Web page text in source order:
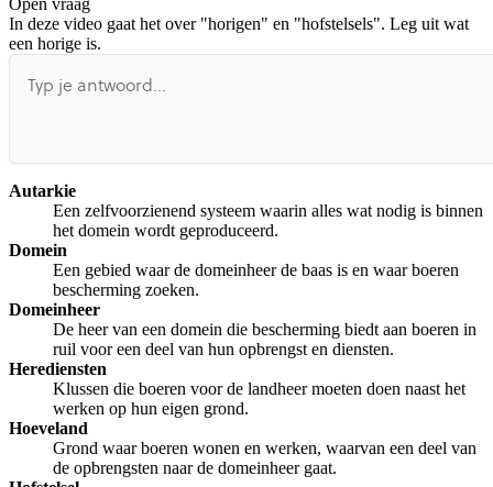
De uitleg gaat te langzaam
Afspelen werkte niet
Open vraag
In deze video gaat het over "horigen" en "hofstelsels". Leg uit wat
een horige is.
Autarkie
Een zelfvoorzienend systeem waarin alles wat nodig is binnen
het domein wordt geproduceerd.
Domein
Een gebied waar de domeinheer de baas is en waar boeren
bescherming zoeken.
Domeinheer
De heer van een domein die bescherming biedt aan boeren in
ruil voor een deel van hun opbrengst en diensten.
Herediensten
Klussen die boeren voor de landheer moeten doen naast het
werken op hun eigen grond.
Hoeveland
Grond waar boeren wonen en werken, waarvan een deel van
de opbrengsten naar de domeinheer gaat.